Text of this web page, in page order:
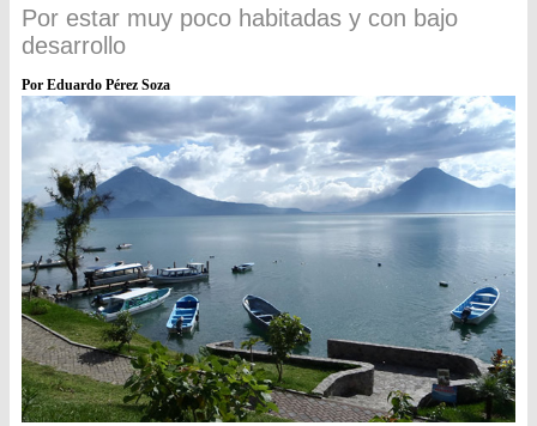
Por estar muy poco habitadas y con bajo
desarrollo
Por Eduardo Pérez Soza